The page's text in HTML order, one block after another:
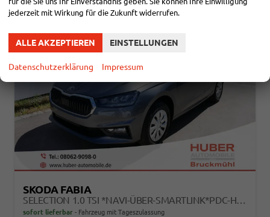
SKODA FABIA
SELECTION 1.0 TSI *NAVI-ÜBER-SMARTLINK*PDC-HI*LED*SHZ*KLIMA*RADIO
sofort lieferbar Fahrzeug mit Tageszulassung
jederzeit mit Wirkung für die Zukunft widerrufen.
ALLE AKZEPTIEREN EINSTELLUNGEN
Datenschutzerklärung Impressum